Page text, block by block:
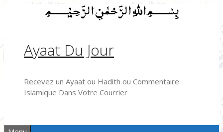
Ayaat Du Jour
Recevez un Ayaat ou Hadith ou Commentaire
Islamique Dans Votre Courrier